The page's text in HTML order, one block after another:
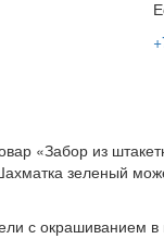
«Забор из
зеленый
с окрашиванием в